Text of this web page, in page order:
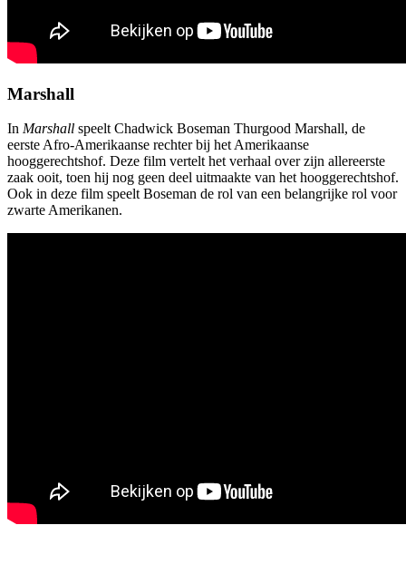
Marshall
In Marshall speelt Chadwick Boseman Thurgood Marshall, de
eerste Afro-Amerikaanse rechter bij het Amerikaanse
hooggerechtshof. Deze film vertelt het verhaal over zijn allereerste
zaak ooit, toen hij nog geen deel uitmaakte van het hooggerechtshof.
Ook in deze film speelt Boseman de rol van een belangrijke rol voor
zwarte Amerikanen.